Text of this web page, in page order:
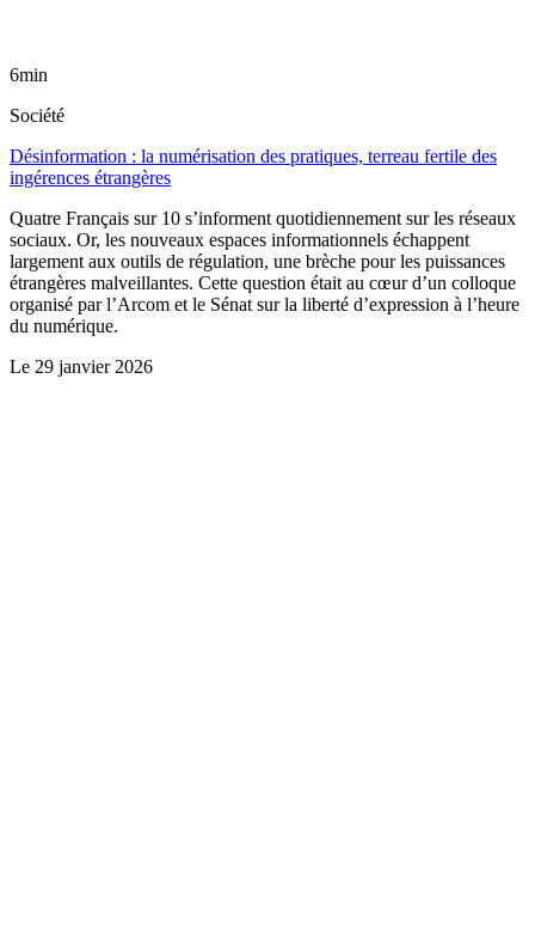
6min
Société
Désinformation : la numérisation des pratiques, terreau fertile des
ingérences étrangères
Quatre Français sur 10 s’informent quotidiennement sur les réseaux
sociaux. Or, les nouveaux espaces informationnels échappent
largement aux outils de régulation, une brèche pour les puissances
étrangères malveillantes. Cette question était au cœur d’un colloque
organisé par l’Arcom et le Sénat sur la liberté d’expression à l’heure
du numérique.
Le 29 janvier 2026